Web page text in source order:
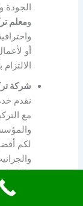
الجودة
ومعلم
أو
شركة
نقدم
مع
لكم
عن